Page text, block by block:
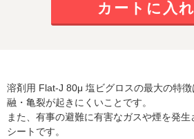
カートに入
溶剤用 Flat-J 80μ 塩ビグロスの最大の特
融・亀裂が起きにくいことです。
また、有事の避難に有害なガスや煙を発
シートです。